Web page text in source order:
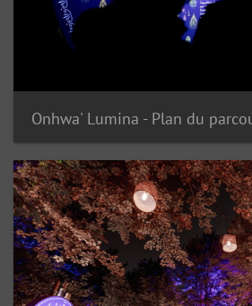
Onhwa' Lumina - Plan du